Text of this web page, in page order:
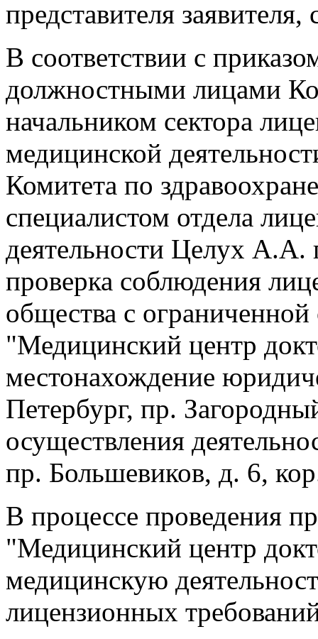
представителя
В соответствии с
должностными лицами
начальником сектора
медицинской
Комитета по
специалистом отдела
деятельности Целух А.А.
проверка соблюдения
общества с ограниченной
"Медицинский центр
местонахождение
Петербург, пр.
осуществления
пр. Большевиков, д. 6,
В процессе проведения
"Медицинский центр
медицинскую
лицензионных